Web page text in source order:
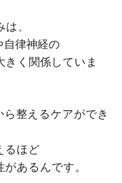
、
律神経の
く関係していま
整えるケアができ
るほど
あるんです。